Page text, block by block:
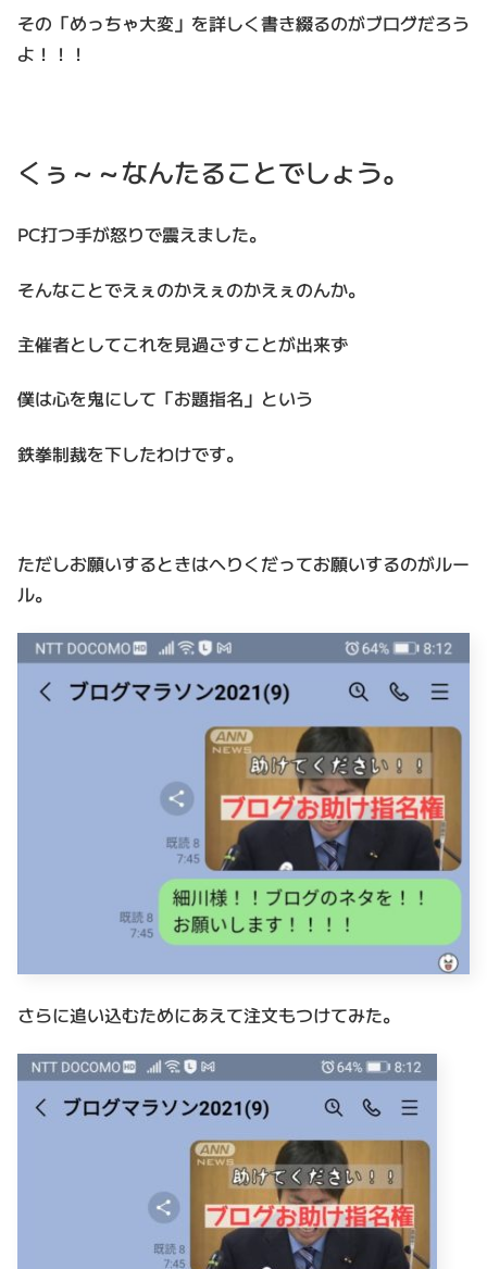
その「めっちゃ大変」を詳しく書き綴るのがブログだろう
よ！！！
くぅ～～なんたることでしょう。
PC打つ手が怒りで震えました。
そんなことでえぇのかえぇのかえぇのんか。
主催者としてこれを見過ごすことが出来ず
僕は心を鬼にして「お題指名」という
鉄拳制裁を下したわけです。
ただしお願いするときはへりくだってお願いするのがルー
ル。
さらに追い込むためにあえて注文もつけてみた。